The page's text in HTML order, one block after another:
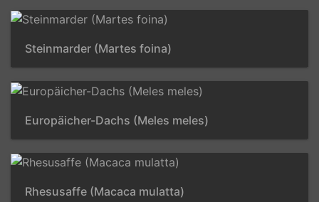
Steinmarder (Martes foina)
Europäicher-Dachs (Meles meles)
Rhesusaffe (Macaca mulatta)